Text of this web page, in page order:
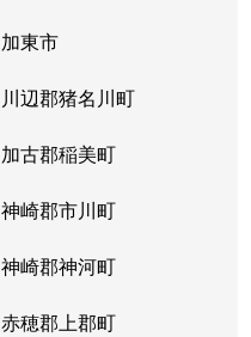
加東市
川辺郡猪名川町
加古郡稲美町
神崎郡市川町
神崎郡神河町
赤穂郡上郡町